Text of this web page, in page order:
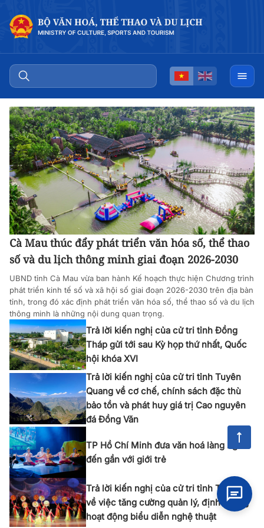
Cà Mau thúc đẩy phát triển văn hóa số, thể thao
số và du lịch thông minh giai đoạn 2026-2030
UBND tỉnh Cà Mau vừa ban hành Kế hoạch thực hiện Chương trình
phát triển kinh tế số và xã hội số giai đoạn 2026-2030 trên địa bàn
tỉnh, trong đó xác định phát triển văn hóa số, thể thao số và du lịch
thông minh là những nội dung quan trọng.
Trả lời kiến nghị của cử tri tỉnh Đồng
Tháp gửi tới sau Kỳ họp thứ nhất, Quốc
hội khóa XVI
Trả lời kiến nghị của cử tri tỉnh Tuyên
Quang về cơ chế, chính sách đặc thù
bảo tồn và phát huy giá trị Cao nguyên
đá Đồng Văn
TP Hồ Chí Minh đưa văn hoá làng nghề
đến gần với giới trẻ
Trả lời kiến nghị của cử tri tỉnh Tây Ninh
về việc tăng cường quản lý, định hướng
hoạt động biểu diễn nghệ thuật